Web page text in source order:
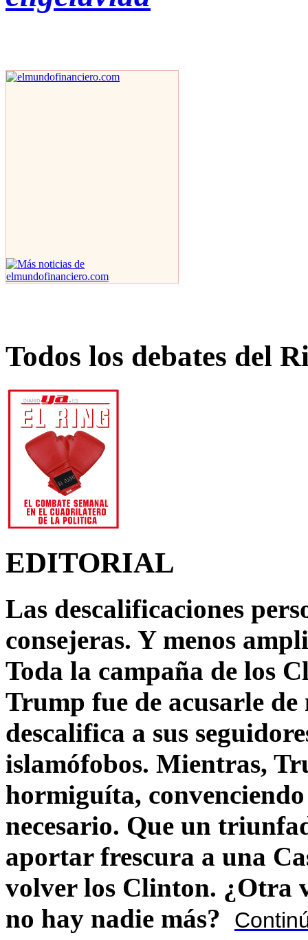
Todos los debates del
EDITORIAL
Las descalificaciones
consejeras. Y menos
Toda la campaña de los
Trump fue de acusarle
descalifica a sus
islamófobos. Mientras,
hormiguíta,
necesario. Que un
aportar frescura a una
volver los Clinton. ¿Otra
no hay nadie más?